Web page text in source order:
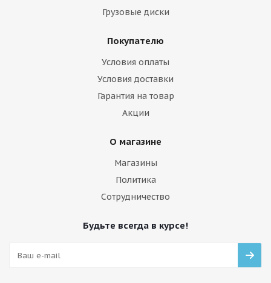
Грузовые диски
Покупателю
Условия оплаты
Условия доставки
Гарантия на товар
Акции
О магазине
Магазины
Политика
Сотрудничество
Будьте всегда в курсе!